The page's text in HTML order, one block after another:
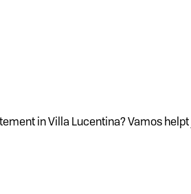
in Villa Lucentina? Vamos